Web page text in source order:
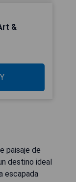
&
paisaje de
destino ideal
escapada